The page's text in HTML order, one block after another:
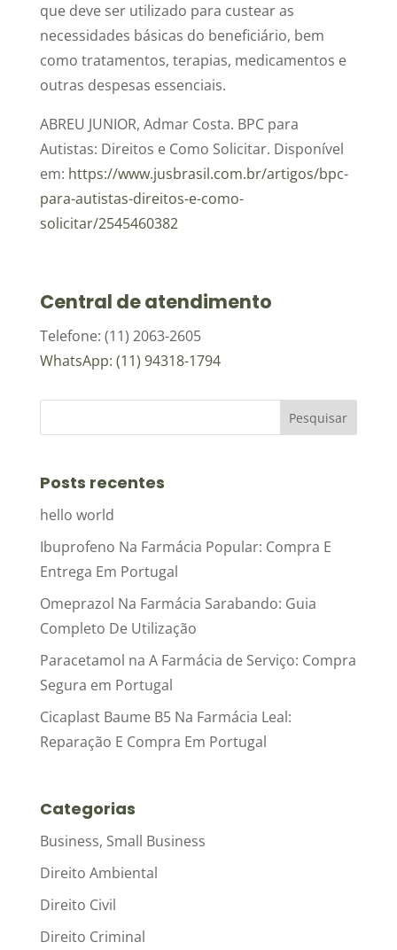
que deve ser utilizado para custear as
necessidades básicas do beneficiário, bem
como tratamentos, terapias, medicamentos e
outras despesas essenciais.
ABREU JUNIOR, Admar Costa. BPC para
Autistas: Direitos e Como Solicitar. Disponível
em: https://www.jusbrasil.com.br/artigos/bpc-
para-autistas-direitos-e-como-
solicitar/2545460382
Central de atendimento
Telefone: (11) 2063-2605
WhatsApp: (11) 94318-1794
Posts recentes
hello world
Ibuprofeno Na Farmácia Popular: Compra E
Entrega Em Portugal
Omeprazol Na Farmácia Sarabando: Guia
Completo De Utilização
Paracetamol na A Farmácia de Serviço: Compra
Segura em Portugal
Cicaplast Baume B5 Na Farmácia Leal:
Reparação E Compra Em Portugal
Categorias
Business, Small Business
Direito Ambiental
Direito Civil
Direito Criminal